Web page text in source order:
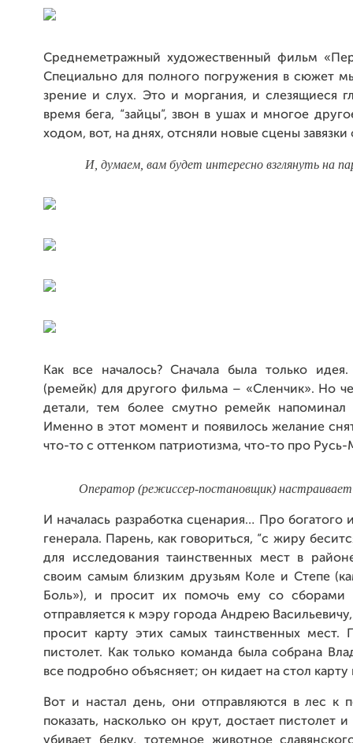
Среднеметражный художественный фильм
Специально для полного погружения в сюжет
зрение и слух. Это и моргания, и слезящиеся
время бега, “зайцы”, звон в ушах и многое
ходом, вот, на днях, отсняли новые сцены
И, думаем, вам будет интересно взглянуть на
Как все началось? Сначала была только
(ремейк) для другого фильма – «Сленчик». Но
детали, тем более смутно ремейк напоминал
Именно в этот момент и появилось желание
что-то с оттенком патриотизма, что-то про
Оператор (режиссер-постановщик) настраивает
И началась разработка сценария… Про богатого
генерала. Парень, как говориться, “с жиру
для исследования таинственных мест в
своим самым близким друзьям Коле и Степе
Боль»), и просит их помочь ему со сборами
отправляется к мэру города Андрею
просит карту этих самых таинственных мест.
пистолет. Как только команда была собрана
все подробно объясняет; он кидает на стол
Вот и настал день, они отправляются в лес к
показать, насколько он крут, достает пистолет